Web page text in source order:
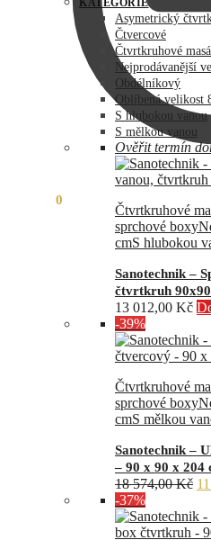
0
73
KATEGORIE
Asymetrický
Čtvercové
Čtvrtkruhové
Nejprodávanější
Obdélníkový
Oblíbená velikost
S hlubokou vanou
S mělkou vanou
Ověřit termín
Čtvrtkruhové
sprchové boxy
cmS hlubokou
Sanotechnik –
čtvrtkruh
13 012,00 Kč
-39%
Čtvrtkruhové
sprchové boxy
cmS mělkou
Sanotechnik –
– 90 x 90 x 204
18 574,00Kč
18
-37%